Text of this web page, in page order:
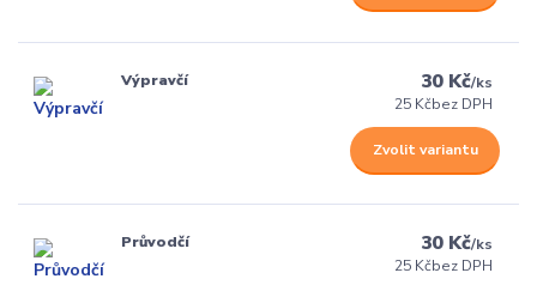
Výpravčí 30 Kč/ks
25 Kčbez DPH
Zvolit variantu
Průvodčí 30 Kč/ks
25 Kčbez DPH